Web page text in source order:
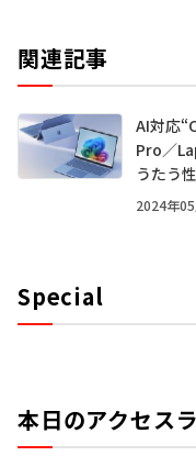
関連記事
AI対応
Pro／
うたう
2024年
Special
本日のアクセス